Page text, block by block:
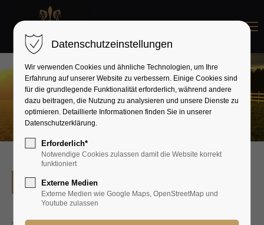
Zur Übersicht
Datenschutzeinstellungen
Wir verwenden Cookies und ähnliche Technologien, um Ihre
Erfahrung auf unserer Website zu verbessern. Einige Cookies sind
für die grundlegende Funktionalität erforderlich, während andere
dazu beitragen, die Nutzung zu analysieren und unsere Dienste zu
optimieren. Detaillierte Informationen finden Sie in unserer
Datenschutzerklärung.
Erforderlich*
Notwendige Cookies zulassen damit die Website korrekt
funktioniert
Externe Medien
Externe Medien wie Google Maps, OpenStreetMap und
Youtube zulassen